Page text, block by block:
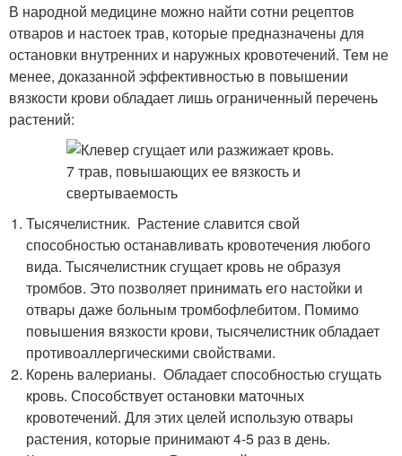
В народной медицине можно найти сотни рецептов
отваров и настоек трав, которые предназначены для
остановки внутренних и наружных кровотечений. Тем не
менее, доказанной эффективностью в повышении
вязкости крови обладает лишь ограниченный перечень
растений:
Тысячелистник. Растение славится свой
способностью останавливать кровотечения любого
вида. Тысячелистник сгущает кровь не образуя
тромбов. Это позволяет принимать его настойки и
отвары даже больным тромбофлебитом. Помимо
повышения вязкости крови, тысячелистник обладает
противоаллергическими свойствами.
Корень валерианы. Обладает способностью сгущать
кровь. Способствует остановки маточных
кровотечений. Для этих целей использую отвары
растения, которые принимают 4-5 раз в день.